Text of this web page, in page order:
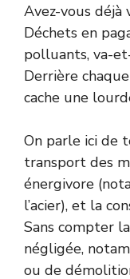
Avez-vous déjà
Déchets en
polluants, va-
Derrière
cache une
On parle ici de
transport des
énergivore
l’acier), et la
Sans compter
négligée,
ou de